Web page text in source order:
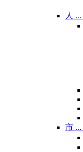
人 ...
市 ...